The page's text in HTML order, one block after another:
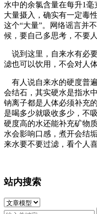
水中的余氯含量在每升1
大量摄入，确实有一定毒
这个“大量”。网络谣言并
候，要自己多思考，不要人
说到这里，自来水有必
滤也可以饮用，不会对人
有人说自来水的硬度普
会结石，其实硬水是指水
钠离子都是人体必须补充
是喝多少就吸收多少，不
硬度高的水还能补充矿物
水会影响口感，煮开会结
来水要不要过滤，看个人喜
站内搜索